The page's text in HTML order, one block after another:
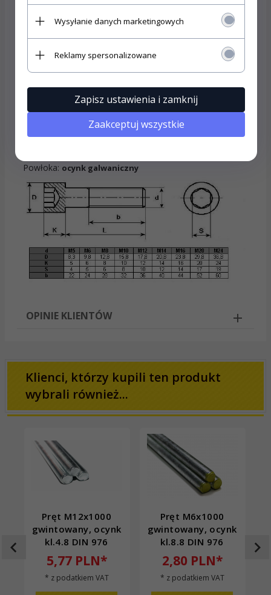
Zastosowanie i przeznaczenie:
stosowania ich w miejscach, w których średnica łba jest
tylko nieznacznie większa od średnicy gwintu.
Specyfikacja techniczna:
100 mm
Powłoka: ocynk galwaniczny
OPINIE KLIENTÓW
Klienci, którzy kupili ten produkt
wybrali również...
Pręt M12x1000
gwintowany, ocynk
kl.4.8 DIN 976
5,77 PLN*
* z podatkiem VAT
Pręt M6x1000
gwintowany, ocynk
kl.8.8 DIN 976
2,80 PLN*
* z podatkiem VAT
Wysyłanie danych marketingowych
Reklamy spersonalizowane
Zapisz ustawienia i zamknij
Zaakceptuj wszystkie